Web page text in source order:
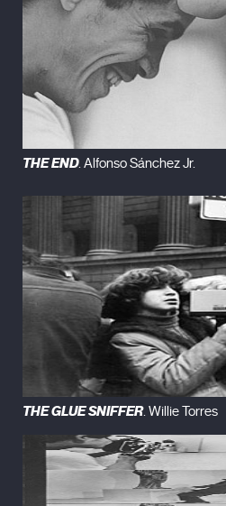
THE END. Alfonso Sánchez Jr.
THE GLUE SNIFFER. Willie Torres